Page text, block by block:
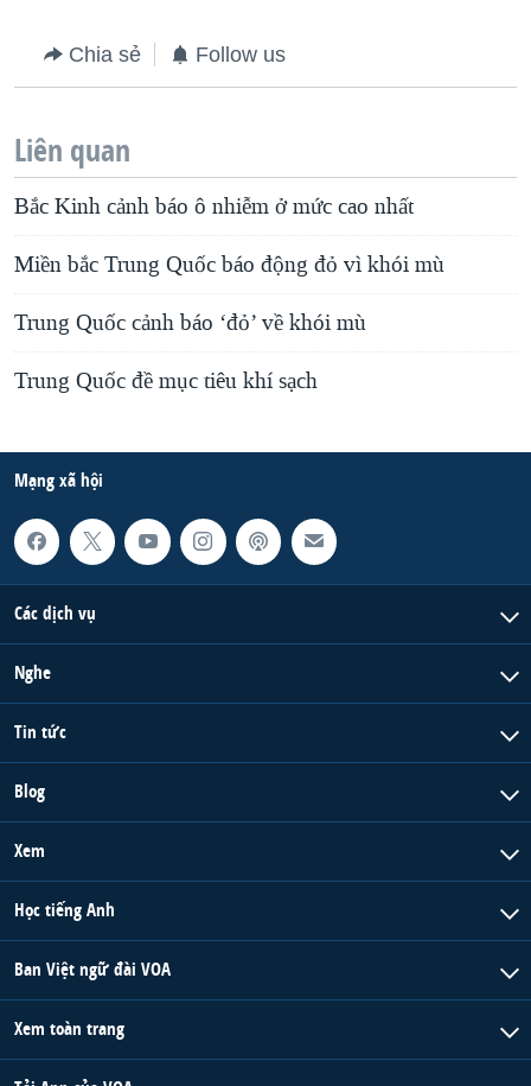
Chia sẻ Follow us
Liên quan
Bắc Kinh cảnh báo ô nhiễm ở mức cao nhất
Miền bắc Trung Quốc báo động đỏ vì khói mù
Trung Quốc cảnh báo ‘đỏ’ về khói mù
Trung Quốc đề mục tiêu khí sạch
Mạng xã hội
Các dịch vụ
Nghe
Tin tức
Blog
Xem
Học tiếng Anh
Ban Việt ngữ đài VOA
Xem toàn trang